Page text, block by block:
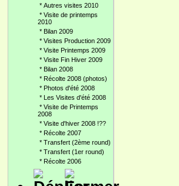
* Autres visites 2010
* Visite de printemps
2010
* Bilan 2009
* Visites Production 2009
* Visite Printemps 2009
* Visite Fin Hiver 2009
* Bilan 2008
* Récolte 2008 (photos)
* Photos d'été 2008
* Les Visites d'été 2008
* Visite de Printemps
2008
* Visite d'hiver 2008 !??
* Récolte 2007
* Transfert (2ème round)
* Transfert (1er round)
* Récolte 2006